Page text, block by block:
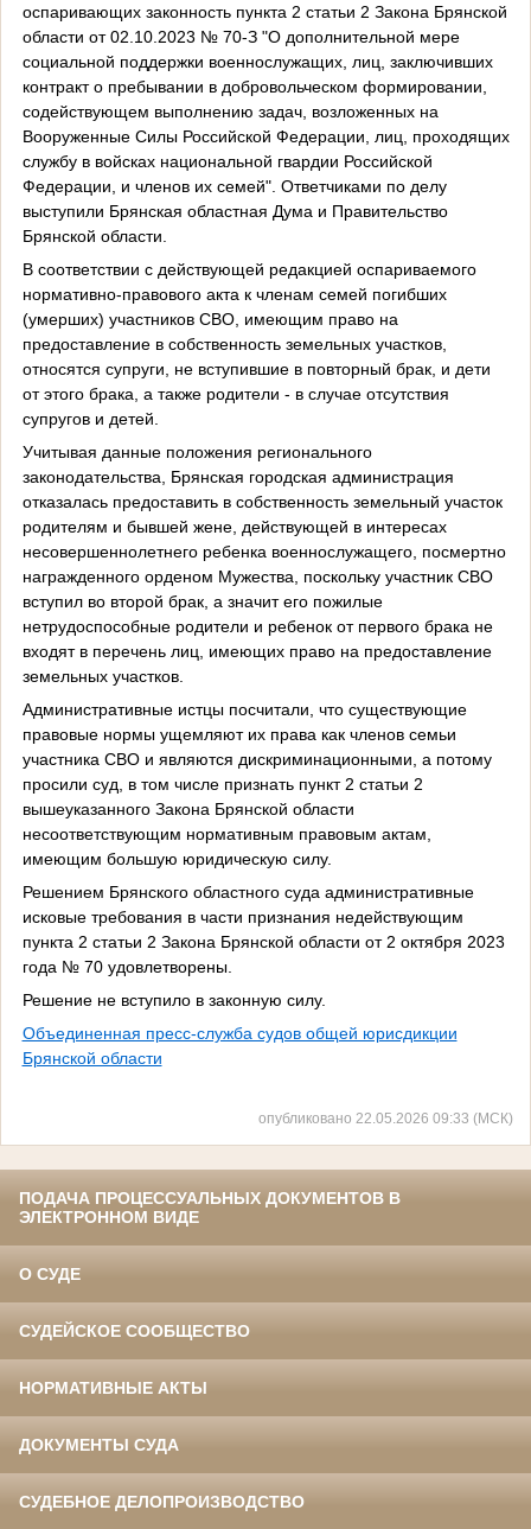
оспаривающих законность пункта 2 статьи 2 Закона Брянской
области от 02.10.2023 № 70-З "О дополнительной мере
социальной поддержки военнослужащих, лиц, заключивших
контракт о пребывании в добровольческом формировании,
содействующем выполнению задач, возложенных на
Вооруженные Силы Российской Федерации, лиц, проходящих
службу в войсках национальной гвардии Российской
Федерации, и членов их семей". Ответчиками по делу
выступили Брянская областная Дума и Правительство
Брянской области.
В соответствии с действующей редакцией оспариваемого
нормативно-правового акта к членам семей погибших
(умерших) участников СВО, имеющим право на
предоставление в собственность земельных участков,
относятся супруги, не вступившие в повторный брак, и дети
от этого брака, а также родители - в случае отсутствия
супругов и детей.
Учитывая данные положения регионального
законодательства, Брянская городская администрация
отказалась предоставить в собственность земельный участок
родителям и бывшей жене, действующей в интересах
несовершеннолетнего ребенка военнослужащего, посмертно
награжденного орденом Мужества, поскольку участник СВО
вступил во второй брак, а значит его пожилые
нетрудоспособные родители и ребенок от первого брака не
входят в перечень лиц, имеющих право на предоставление
земельных участков.
Административные истцы посчитали, что существующие
правовые нормы ущемляют их права как членов семьи
участника СВО и являются дискриминационными, а потому
просили суд, в том числе признать пункт 2 статьи 2
вышеуказанного Закона Брянской области
несоответствующим нормативным правовым актам,
имеющим большую юридическую силу.
Решением Брянского областного суда административные
исковые требования в части признания недействующим
пункта 2 статьи 2 Закона Брянской области от 2 октября 2023
года № 70 удовлетворены.
Решение не вступило в законную силу.
Объединенная пресс-служба судов общей юрисдикции
Брянской области
опубликовано 22.05.2026 09:33 (МСК)
ПОДАЧА ПРОЦЕССУАЛЬНЫХ ДОКУМЕНТОВ В
ЭЛЕКТРОННОМ ВИДЕ
О СУДЕ
СУДЕЙСКОЕ СООБЩЕСТВО
НОРМАТИВНЫЕ АКТЫ
ДОКУМЕНТЫ СУДА
СУДЕБНОЕ ДЕЛОПРОИЗВОДСТВО